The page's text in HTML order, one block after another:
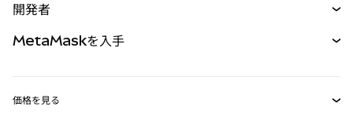
パーペチュアル
RWA
開発者
MetaMaskを入手
価格を見る